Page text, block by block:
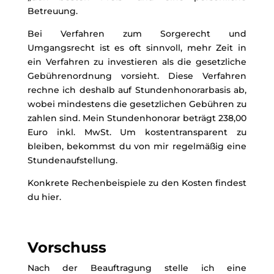
Betreuung.
Bei Verfahren zum Sorgerecht und
Umgangsrecht ist es oft sinnvoll, mehr Zeit in
ein Verfahren zu investieren als die gesetzliche
Gebührenordnung vorsieht. Diese Verfahren
rechne ich deshalb auf Stundenhonorarbasis ab,
wobei mindestens die gesetzlichen Gebühren zu
zahlen sind. Mein Stundenhonorar beträgt 238,00
Euro inkl. MwSt. Um kostentransparent zu
bleiben, bekommst du von mir regelmäßig eine
Stundenaufstellung.
Konkrete Rechenbeispiele zu den Kosten findest
du hier.
Vorschuss
Nach der Beauftragung stelle ich eine